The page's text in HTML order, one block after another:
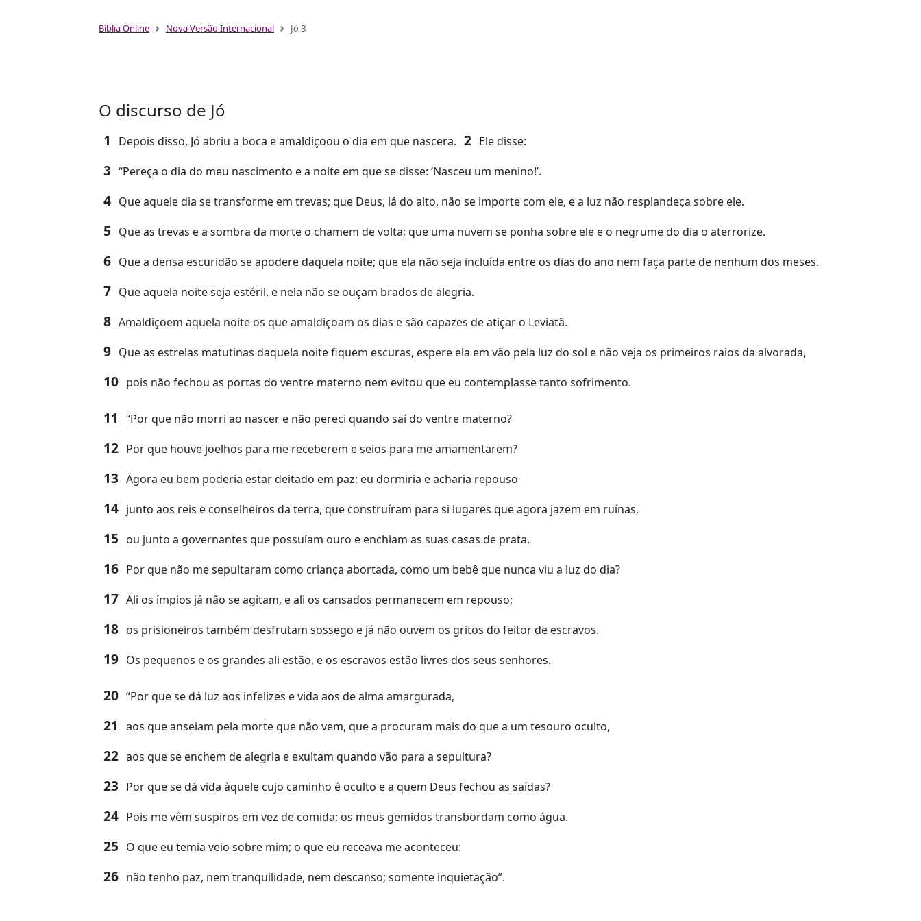
Bíblia Online Nova Versão Internacional Jó 3
O discurso de Jó
1 Depois disso, Jó abriu a boca e amaldiçoou o dia em que nascera. 2 Ele disse:
3 “Pereça o dia do meu nascimento e a noite em que se disse: ‘Nasceu um menino!’.
4 Que aquele dia se transforme em trevas; que Deus, lá do alto, não se importe com ele, e a luz não resplandeça sobre ele.
5 Que as trevas e a sombra da morte o chamem de volta; que uma nuvem se ponha sobre ele e o negrume do dia o aterrorize.
6 Que a densa escuridão se apodere daquela noite; que ela não seja incluída entre os dias do ano nem faça parte de nenhum dos meses.
7 Que aquela noite seja estéril, e nela não se ouçam brados de alegria.
8 Amaldiçoem aquela noite os que amaldiçoam os dias e são capazes de atiçar o Leviatã.
9 Que as estrelas matutinas daquela noite fiquem escuras, espere ela em vão pela luz do sol e não veja os primeiros raios da alvorada,
10 pois não fechou as portas do ventre materno nem evitou que eu contemplasse tanto sofrimento.
11 “Por que não morri ao nascer e não pereci quando saí do ventre materno?
12 Por que houve joelhos para me receberem e seios para me amamentarem?
13 Agora eu bem poderia estar deitado em paz; eu dormiria e acharia repouso
14 junto aos reis e conselheiros da terra, que construíram para si lugares que agora jazem em ruínas,
15 ou junto a governantes que possuíam ouro e enchiam as suas casas de prata.
16 Por que não me sepultaram como criança abortada, como um bebê que nunca viu a luz do dia?
17 Ali os ímpios já não se agitam, e ali os cansados permanecem em repouso;
18 os prisioneiros também desfrutam sossego e já não ouvem os gritos do feitor de escravos.
19 Os pequenos e os grandes ali estão, e os escravos estão livres dos seus senhores.
20 “Por que se dá luz aos infelizes e vida aos de alma amargurada,
21 aos que anseiam pela morte que não vem, que a procuram mais do que a um tesouro oculto,
22 aos que se enchem de alegria e exultam quando vão para a sepultura?
23 Por que se dá vida àquele cujo caminho é oculto e a quem Deus fechou as saídas?
24 Pois me vêm suspiros em vez de comida; os meus gemidos transbordam como água.
25 O que eu temia veio sobre mim; o que eu receava me aconteceu:
26 não tenho paz, nem tranquilidade, nem descanso; somente inquietação”.